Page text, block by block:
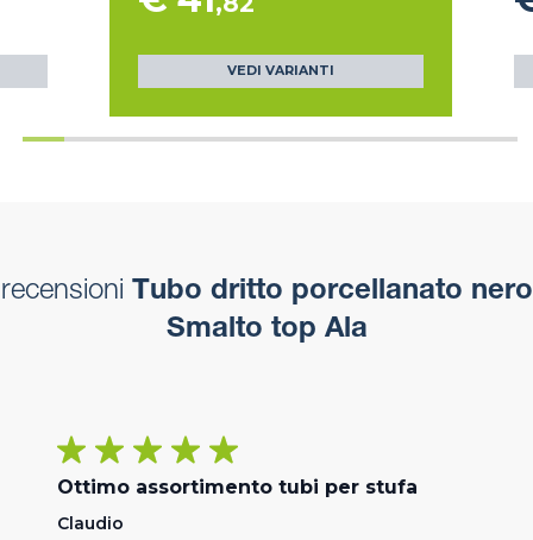
VEDI VARIANTI
recensioni Tubo dritto porcellanato nero
Smalto top Ala
Ottimo assortimento tubi per stufa
Claudio